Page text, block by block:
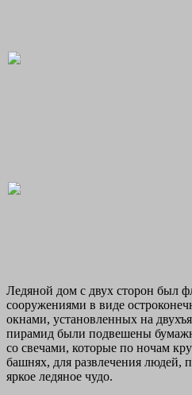
Ледяной дом с двух сторон был
сооружениями в виде
окнами, установленных на
пирамид были подвешены
со свечами, которые по ночам
башнях, для развлечения людей,
яркое ледяное чудо.